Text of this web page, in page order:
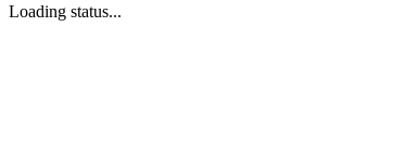
Loading status...